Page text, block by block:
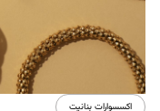
اكسسوارات بنانيت